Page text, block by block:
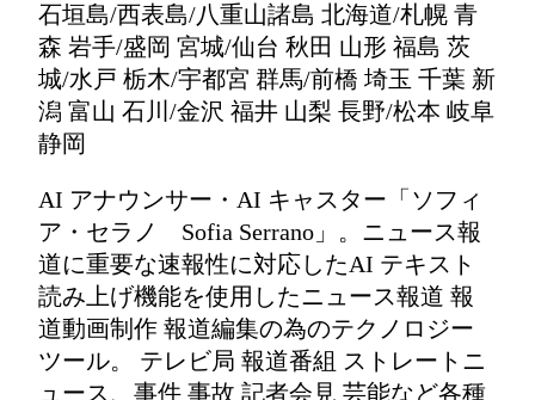
石垣島/西表島/八重山諸島 北海道/札幌 青
森 岩手/盛岡 宮城/仙台 秋田 山形 福島 茨
城/水戸 栃木/宇都宮 群馬/前橋 埼玉 千葉 新
潟 富山 石川/金沢 福井 山梨 長野/松本 岐阜
静岡
AI アナウンサー・AI キャスター「ソフィ
ア・セラノ Sofia Serrano」。ニュース報
道に重要な速報性に対応したAI テキスト
読み上げ機能を使用したニュース報道 報
道動画制作 報道編集の為のテクノロジー
ツール。 テレビ局 報道番組 ストレートニ
ュース、事件 事故 記者会見 芸能など各種